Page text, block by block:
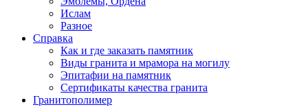
Ислам
Разное
Справка
Как и где заказать памятник
Виды гранита и мрамора на могилу
Эпитафии на памятник
Сертификаты качества гранита
Гранитополимер